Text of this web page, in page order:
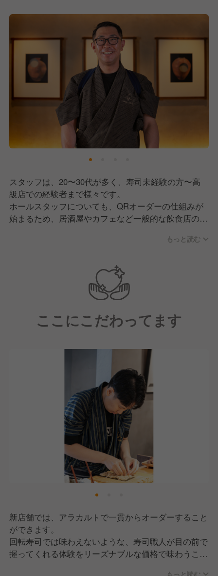
スタッフは、20〜30代が多く、寿司未経験の方〜高
級店での経験者まで様々です。
ホールスタッフについても、QRオーダーの仕組みが
始まるため、居酒屋やカフェなど一般的な飲食店の経
お客様が6割のお店のため、海外から寿司を学びたい
と来日した外国人スタッフや、今後スキルを身につけ
海外にもチャレンジしてみたいという夢を持ったスタ
ッフが多く在籍しています。
もっと読む
ここにこだわってます
新店舗では、アラカルトで一貫からオーダーすること
ができます。
回転寿司では味わえないような、⁠⁠⁠⁠⁠⁠⁠寿司職人が目の前で
握ってくれる体験をリーズナブルな価格で味わうこと
もっと読む